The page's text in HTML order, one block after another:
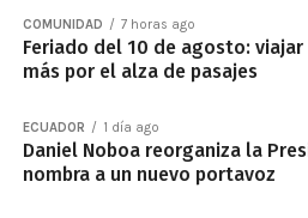
COMUNIDAD 7 horas ago
Feriado del 10 de agosto:
más por el alza de pasajes
ECUADOR 1 día ago
Daniel Noboa reorganiza la
nombra a un nuevo portavoz